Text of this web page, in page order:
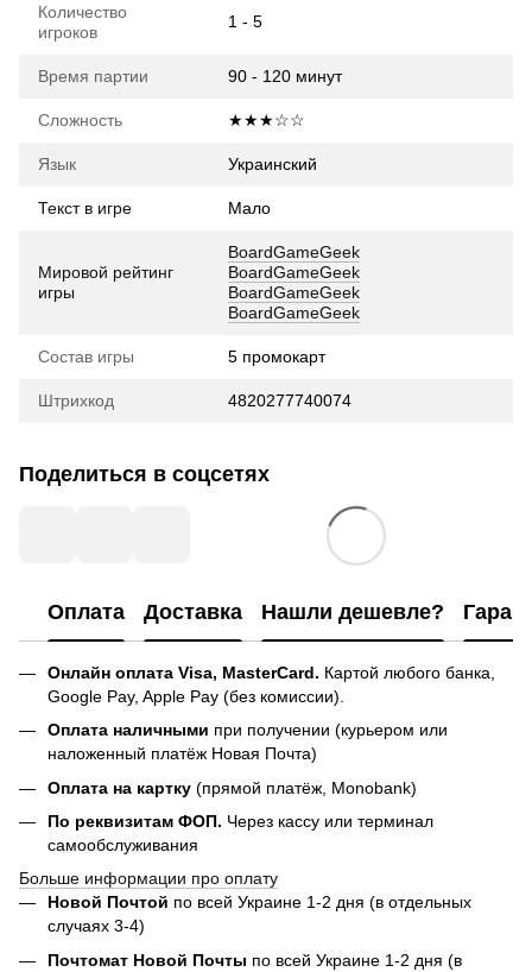
Количество
игроков
1 - 5
Время партии 90 - 120 минут
Сложность ★★★☆☆
Язык Украинский
Текст в игре Мало
Мировой рейтинг
игры
BoardGameGeek
BoardGameGeek
BoardGameGeek
BoardGameGeek
Состав игры 5 промокарт
Штрихкод 4820277740074
Поделиться в соцсетях
Оплата Доставка Нашли дешевле?
Онлайн оплата Visa, MasterCard. Картой любого банка,
Google Pay, Apple Pay (без комиссии).
Оплата наличными при получении (курьером или
наложенный платёж Новая Почта)
Оплата на картку (прямой платёж, Monobank)
По реквизитам ФОП. Через кассу или терминал
самообслуживания
Больше информации про оплату
Новой Почтой по всей Украине 1-2 дня (в отдельных
случаях 3-4)
Почтомат Новой Почты по всей Украине 1-2 дня (в